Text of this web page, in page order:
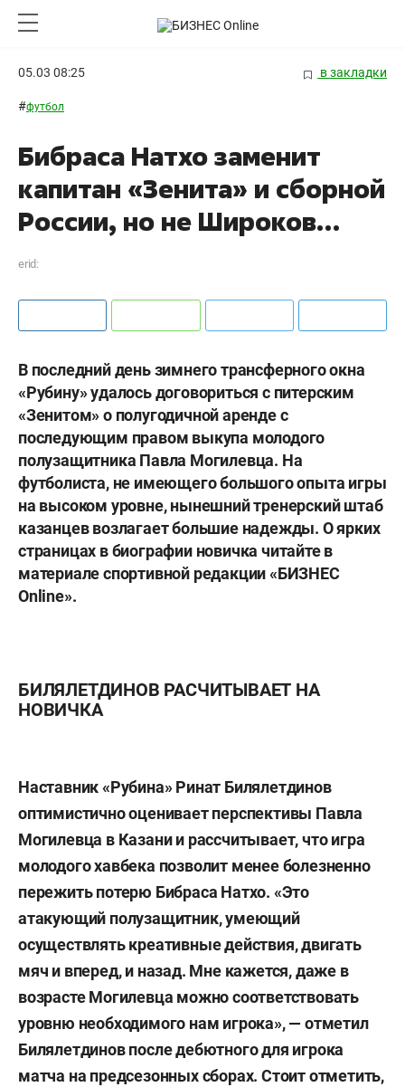
05.03 08:25 в закладки
#футбол
Бибраса Натхо заменит
капитан «Зенита» и сборной
России, но не Широков…
erid:
В последний день зимнего трансферного окна
«Рубину» удалось договориться с питерским
«Зенитом» о полугодичной аренде с
последующим правом выкупа молодого
полузащитника Павла Могилевца. На
футболиста, не имеющего большого опыта игры
на высоком уровне, нынешний тренерский штаб
казанцев возлагает большие надежды. О ярких
страницах в биографии новичка читайте в
материале спортивной редакции «БИЗНЕС
Online».
БИЛЯЛЕТДИНОВ РАСЧИТЫВАЕТ НА
НОВИЧКА
Наставник «Рубина»Ринат Билялетдинов
оптимистично оценивает перспективы Павла
Могилевца в Казани и рассчитывает, что игра
молодого хавбека позволит менее болезненно
пережить потерю Бибраса Натхо. «Это
атакующий полузащитник, умеющий
осуществлять креативные действия, двигать
мяч и вперед, и назад. Мне кажется, даже в
возрасте Могилевца можно соответствовать
уровню необходимого нам игрока», — отметил
Билялетдинов после дебютного для игрока
матча на предсезонных сборах. Стоит отметить,